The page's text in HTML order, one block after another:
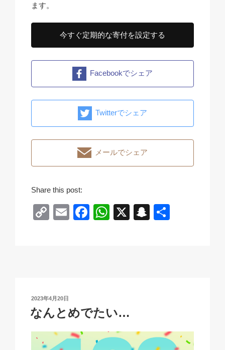
ます。
今すぐ定期的な寄付を設定する
Facebookでシェア
Twitterでシェア
メールでシェア
Share this post:
C
n
k
E
F
o
k
W
p
X
S
投
稿
日:
2023年4月20日
なんとめでたい…